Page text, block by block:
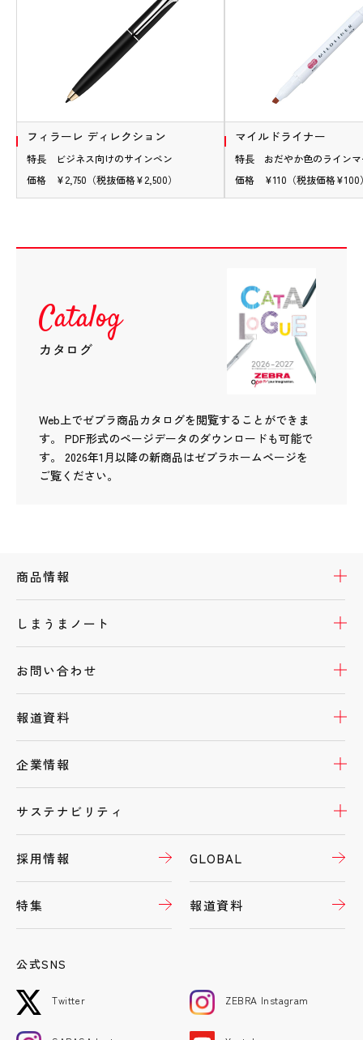
フィラーレ ディレクション
特長 ビジネス向けのサインペン
価格 ¥2,750（税抜価格¥2,500）
マイルドライナー
特長 おだやか色のラインマ
価格 ¥110（税抜価格¥100
Catalog
カタログ
Web上でゼブラ商品カタログを閲覧することができま
す。 PDF形式のページデータのダウンロードも可能で
す。
2026年1月以降の新商品はゼブラホームページを
ご覧ください。
商品情報
しまうまノート
お問い合わせ
報道資料
企業情報
サステナビリティ
採用情報 GLOBAL
特集 報道資料
公式SNS
Twitter ZEBRA Instagram